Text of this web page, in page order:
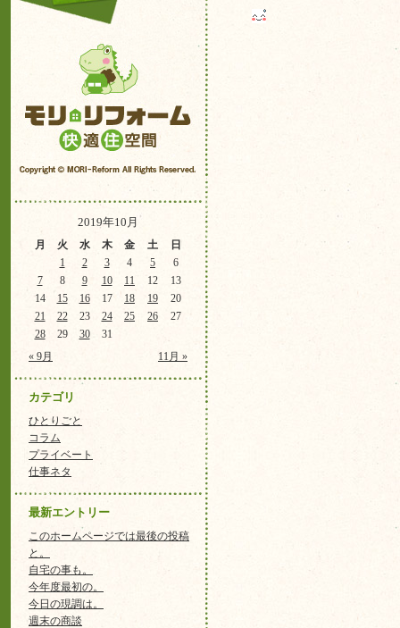
2019年10月
月 火 水 木 金 土 日
« 9月 11月 »
1 2 3 4 5
6
7
8 9 10 11 12
13
14
15 16 17 18 19
20
21
22 23 24 25 26
27
28
29 30 31
カテゴリ
ひとりごと
コラム
プライベート
仕事ネタ
最新エントリー
このホームページでは最後の投稿
と。
自宅の事も。
今年度最初の。
今日の現調は。
週末の商談